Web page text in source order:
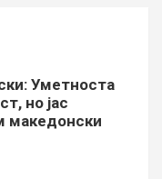
Уметноста
но јас
македонски